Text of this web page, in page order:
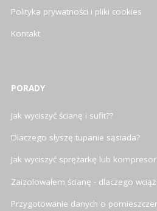
Polityka prywatności i pliki cookies
Kontakt
PORADY
Jak wyciszyć ścianę i sufit??
Dlaczego słyszę tupanie sąsiada?
Jak wyciszyć sprężarkę lub
Zaizolowałem ścianę - dlaczego
Przygotowanie danych o